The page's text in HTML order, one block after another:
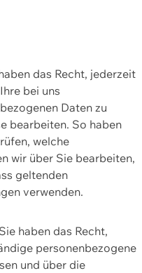
das Recht, jederzeit
bei uns
Daten zu
bearbeiten. So haben
welche
wir über Sie bearbeiten,
geltenden
verwenden.
haben das Recht,
personenbezogene
und über die